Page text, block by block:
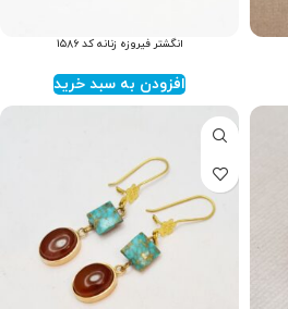
انگشتر فیروزه زنانه کد ۱۵۸۶
افزودن به سبد خرید